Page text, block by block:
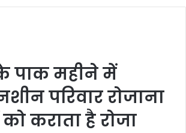
पाक महीने में
परिवार रोजाना
कराता है रोजा